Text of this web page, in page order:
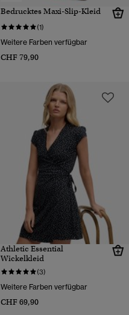
Bedrucktes Maxi-Slip-Kleid
(1)
Weitere Farben verfügbar
CHF 79,90
Athletic Essential
Wickelkleid
(3)
Weitere Farben verfügbar
CHF 69,90